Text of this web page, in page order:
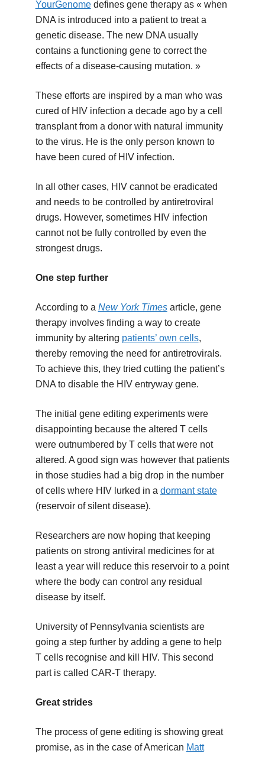
YourGenomedefines gene therapy as « when
DNA is introduced into a patient to treat a
genetic disease. The new DNA usually
contains a functioning gene to correct the
effects of a disease-causing mutation. »
These efforts are inspired by a man who was
cured of HIV infection a decade ago by a cell
transplant from a donor with natural immunity
to the virus. He is the only person known to
have been cured of HIV infection.
In all other cases, HIV cannot be eradicated
and needs to be controlled by antiretroviral
drugs. However, sometimes HIV infection
cannot not be fully controlled by even the
strongest drugs.
One step further
According to a New York Timesarticle, gene
therapy involves finding a way to create
immunity by altering patients’ own cells,
thereby removing the need for antiretrovirals.
To achieve this, they tried cutting the patient’s
DNA to disable the HIV entryway gene.
The initial gene editing experiments were
disappointing because the altered T cells
were outnumbered by T cells that were not
altered. A good sign was however that patients
in those studies had a big drop in the number
of cells where HIV lurked in a dormant state
(reservoir of silent disease).
Researchers are now hoping that keeping
patients on strong antiviral medicines for at
least a year will reduce this reservoir to a point
where the body can control any residual
disease by itself.
University of Pennsylvania scientists are
going a step further by adding a gene to help
T cells recognise and kill HIV. This second
part is called CAR-T therapy.
Great strides
The process of gene editing is showing great
promise, as in the case of American Matt